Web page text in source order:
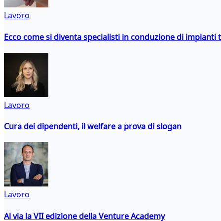
Lavoro
Ecco come si diventa specialisti in conduzione di impianti
Lavoro
Cura dei dipendenti, il welfare a prova di slogan
Lavoro
Al via la VII edizione della Venture Academy